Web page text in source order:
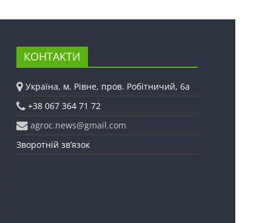
КОНТАКТИ
Україна, м. Рівне, пров. Робітничий, 6а
+38 067 364 71 72
agroc.news@gmail.com
Зворотній зв’язок